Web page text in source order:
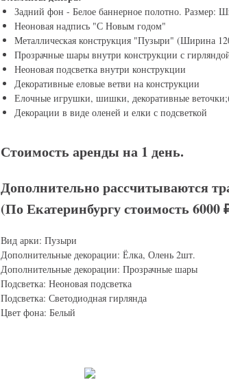
Задний фон - Белое баннерное полотно. Размер:
Неоновая надпись "С Новым годом"
Металлическая конструкция "Пузыри" (Ширина
Прозрачные шары внутри конструкции с
Неоновая подсветка внутри конструкции
Декоративные еловые ветви на конструкции
Елочные игрушки, шишки, декоративные
Декорации в виде оленей и елки с подсветкой
Стоимость аренды на 1 день.
Дополнительно рассчитываются
(По Екатеринбургу стоимость 6000
Вид арки: Пузыри
Дополнительные декорации: Ёлка, Олень 2шт.
Дополнительные декорации: Прозрачные шары
Подсветка: Неоновая подсветка
Подсветка: Светодиодная гирлянда
Цвет фона: Белый